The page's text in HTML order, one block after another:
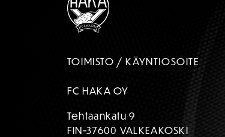
TOIMISTO / KÄYNTIOSOITE
FC HAKA OY
Tehtaankatu 9
FIN-37600 VALKEAKOSKI